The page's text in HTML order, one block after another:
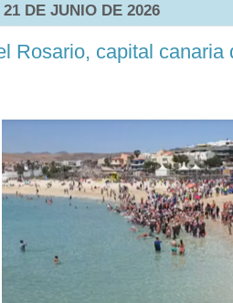
DE JUNIO DE 2026
Rosario, capital canaria